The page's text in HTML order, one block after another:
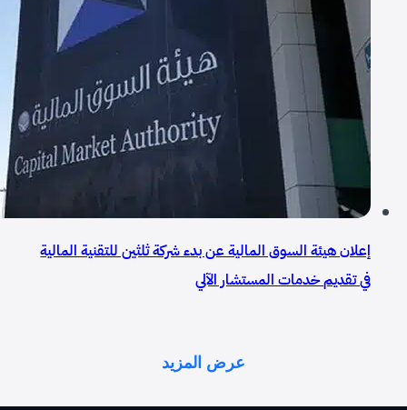
إعلان هيئة السوق المالية عن بدء شركة ثلثين للتقنية المالية
في تقديم خدمات المستشار الآلي
عرض المزيد